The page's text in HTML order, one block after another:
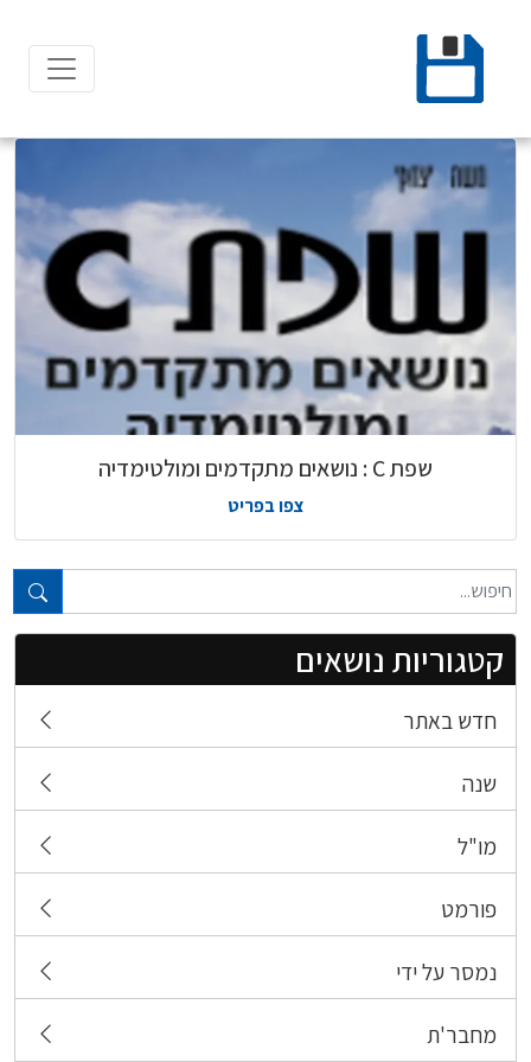
content
טקסט חופשי...
קטגוריות נושאים
חדש באתר
שנה
מו"ל
פורמט
נמסר על ידי
מחבר'ת
שפת C : נושאים מתקדמים ומולטימדיה
צפו בפריט